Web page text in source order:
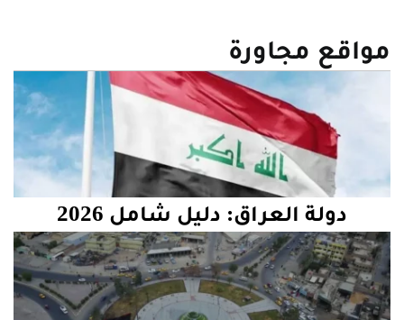
مواقع مجاورة
دولة العراق: دليل شامل 2026